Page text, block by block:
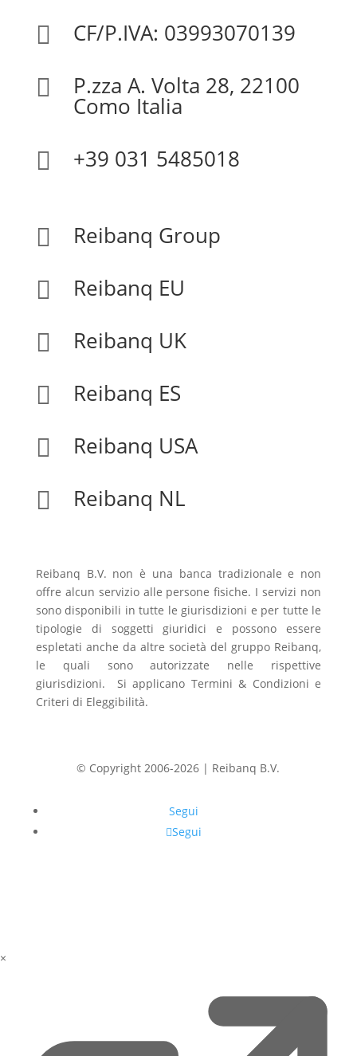

CF/P.IVA: 03993070139

P.zza A. Volta 28, 22100
Como Italia

+39 031 5485018

Reibanq Group

Reibanq EU

Reibanq UK

Reibanq ES

Reibanq USA

Reibanq NL
Reibanq B.V. non è una banca tradizionale e non
offre alcun servizio alle persone fisiche. I servizi non
sono disponibili in tutte le giurisdizioni e per tutte le
tipologie di soggetti giuridici e possono essere
espletati anche da altre società del gruppo Reibanq,
le quali sono autorizzate nelle rispettive
giurisdizioni. Si applicano Termini & Condizioni e
Criteri di Eleggibilità.
© Copyright 2006-2026 | Reibanq B.V.
Segui
Segui
×